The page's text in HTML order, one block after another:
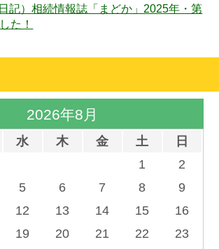
記）相続情報誌「まどか」2025年・第
た！
2026年8月
水 木 金 土 日
1
2
5 6 7 8
9
12 13 14 15
16
19 20 21 22
23